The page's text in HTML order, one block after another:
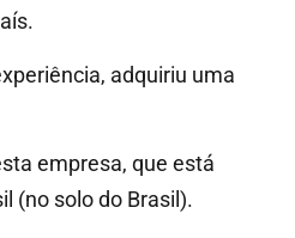
adquiriu uma
empresa, que está
(no solo do Brasil).